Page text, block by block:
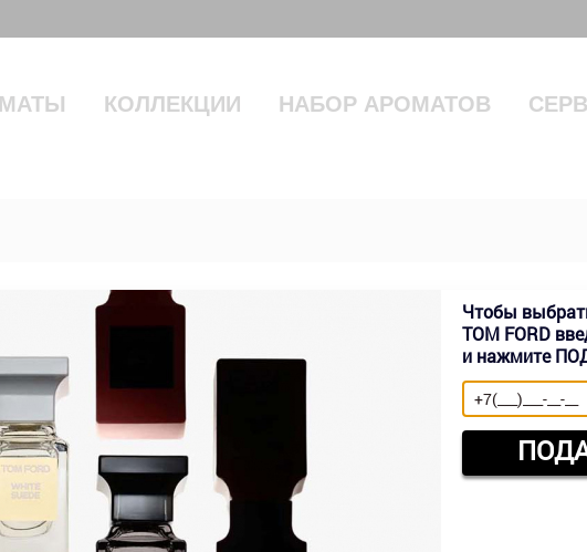
КОЛЛЕКЦИИ НАБОР АРОМАТОВ
100 ml
39500 руб.
В корзину
Чтобы
TOM FORD
и нажмите